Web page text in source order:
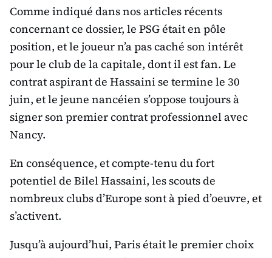
Comme indiqué dans nos articles récents
concernant ce dossier, le PSG était en pôle
position, et le joueur n’a pas caché son intérêt
pour le club de la capitale, dont il est fan. Le
contrat aspirant de Hassaini se termine le 30
juin, et le jeune nancéien s’oppose toujours à
signer son premier contrat professionnel avec
Nancy.
En conséquence, et compte-tenu du fort
potentiel de Bilel Hassaini, les scouts de
nombreux clubs d’Europe sont à pied d’oeuvre, et
s’activent.
Jusqu’à aujourd’hui, Paris était le premier choix